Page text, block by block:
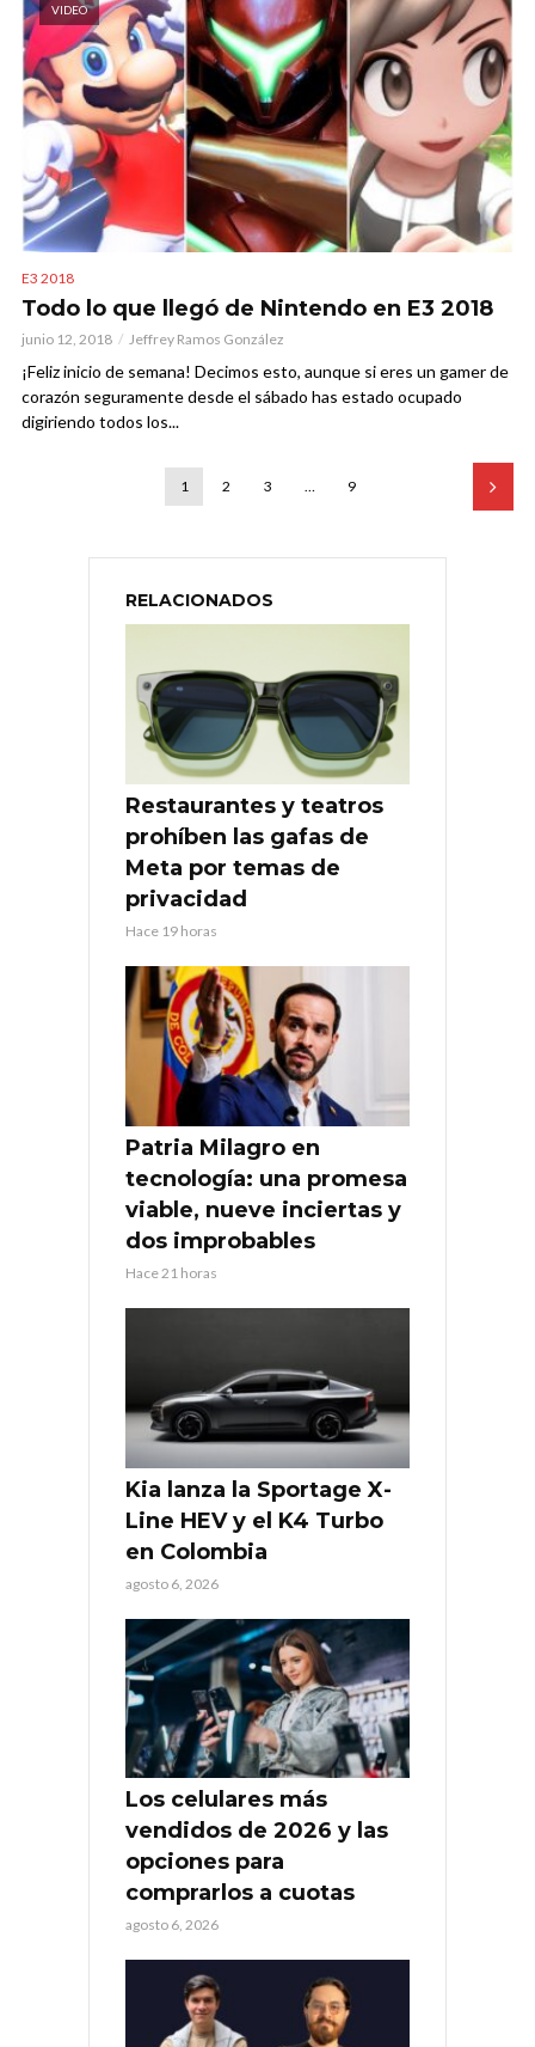
VIDEO
E3 2018
Todo lo que llegó de Nintendo en E3 2018
junio 12, 2018 Jeffrey Ramos González
¡Feliz inicio de semana! Decimos esto, aunque si eres un gamer de
corazón seguramente desde el sábado has estado ocupado
digiriendo todos los...
1 2 3 … 9
RELACIONADOS
Restaurantes y teatros
prohíben las gafas de
Meta por temas de
privacidad
Hace 19 horas
Patria Milagro en
tecnología: una promesa
viable, nueve inciertas y
dos improbables
Hace 21 horas
Kia lanza la Sportage X-
Line HEV y el K4 Turbo
en Colombia
agosto 6, 2026
Los celulares más
vendidos de 2026 y las
opciones para
comprarlos a cuotas
agosto 6, 2026